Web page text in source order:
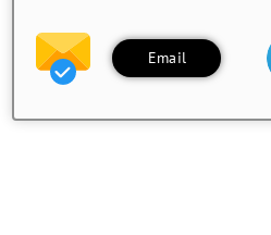
Email